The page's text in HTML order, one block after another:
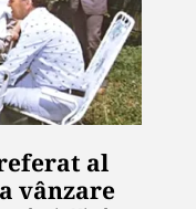
al
vânzare